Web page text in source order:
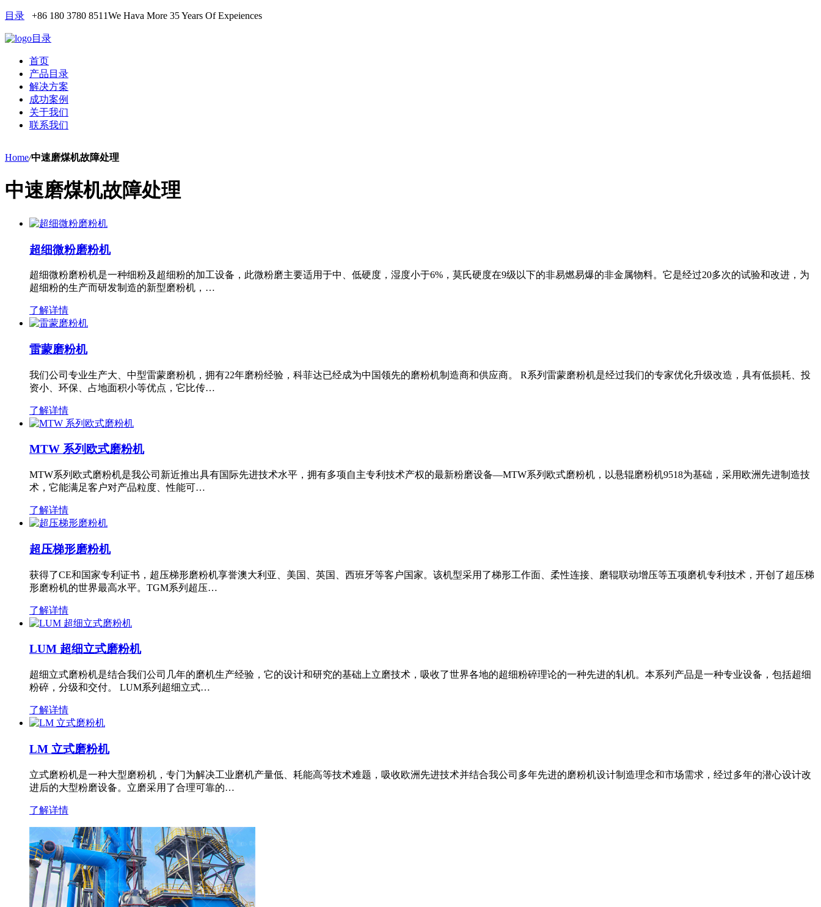
目录 +86 180 3780 8511We Hava More 35 Years Of Expeiences
目录
首页
产品目录
解决方案
成功案例
关于我们
联系我们
Home/中速磨煤机故障处理
中速磨煤机故障处理
超细微粉磨粉机
超细微粉磨粉机是一种细粉及超细粉的加工设备，此微粉磨主要适用于中、低硬度，湿度小于6%，莫氏硬度在9级以下的非易燃易爆的非金属物料。它是经过20多次的试验和改进，为
超细粉的生产而研发制造的新型磨粉机，…
了解详情
雷蒙磨粉机
我们公司专业生产大、中型雷蒙磨粉机，拥有22年磨粉经验，科菲达已经成为中国领先的磨粉机制造商和供应商。 R系列雷蒙磨粉机是经过我们的专家优化升级改造，具有低损耗、投
资小、环保、占地面积小等优点，它比传…
了解详情
MTW 系列欧式磨粉机
MTW系列欧式磨粉机是我公司新近推出具有国际先进技术水平，拥有多项自主专利技术产权的最新粉磨设备—MTW系列欧式磨粉机，以悬辊磨粉机9518为基础，采用欧洲先进制造技
术，它能满足客户对产品粒度、性能可…
了解详情
超压梯形磨粉机
获得了CE和国家专利证书，超压梯形磨粉机享誉澳大利亚、美国、英国、西班牙等客户国家。该机型采用了梯形工作面、柔性连接、磨辊联动增压等五项磨机专利技术，开创了超压梯
形磨粉机的世界最高水平。TGM系列超压…
了解详情
LUM 超细立式磨粉机
超细立式磨粉机是结合我们公司几年的磨机生产经验，它的设计和研究的基础上立磨技术，吸收了世界各地的超细粉碎理论的一种先进的轧机。本系列产品是一种专业设备，包括超细
粉碎，分级和交付。 LUM系列超细立式…
了解详情
LM 立式磨粉机
立式磨粉机是一种大型磨粉机，专门为解决工业磨机产量低、耗能高等技术难题，吸收欧洲先进技术并结合我公司多年先进的磨粉机设计制造理念和市场需求，经过多年的潜心设计改
进后的大型粉磨设备。立磨采用了合理可靠的…
了解详情